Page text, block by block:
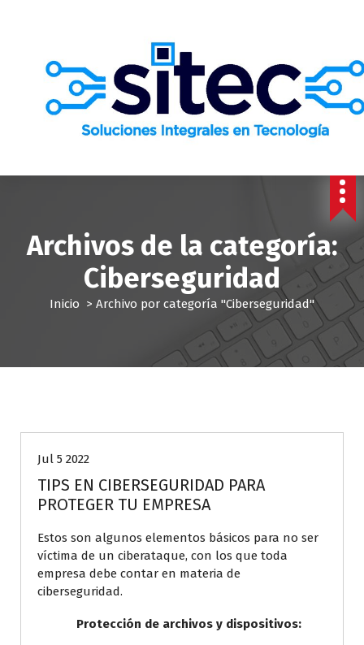
Archivos de la categoría:
Ciberseguridad
Inicio > Archivo por categoría "Ciberseguridad"
Jul 5 2022
TIPS EN CIBERSEGURIDAD PARA
PROTEGER TU EMPRESA
Estos son algunos elementos básicos para no ser
víctima de un ciberataque, con los que toda
empresa debe contar en materia de
ciberseguridad.
Protección de archivos y dispositivos: